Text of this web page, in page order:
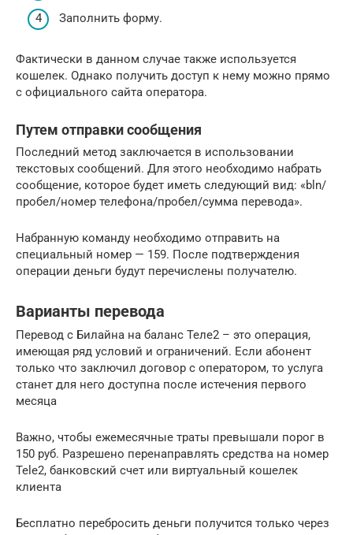
Заполнить форму.
Фактически в данном случае также используется
кошелек. Однако получить доступ к нему можно прямо
с официального сайта оператора.
Путем отправки сообщения
Последний метод заключается в использовании
текстовых сообщений. Для этого необходимо набрать
сообщение, которое будет иметь следующий вид: «bln/
пробел/номер телефона/пробел/сумма перевода».
Набранную команду необходимо отправить на
специальный номер — 159. После подтверждения
операции деньги будут перечислены получателю.
Варианты перевода
Перевод с Билайна на баланс Теле2 – это операция,
имеющая ряд условий и ограничений. Если абонент
только что заключил договор с оператором, то услуга
станет для него доступна после истечения первого
месяца
Важно, чтобы ежемесячные траты превышали порог в
150 руб. Разрешено перенаправлять средства на номер
Tele2, банковский счет или виртуальный кошелек
клиента
Бесплатно перебросить деньги получится только через